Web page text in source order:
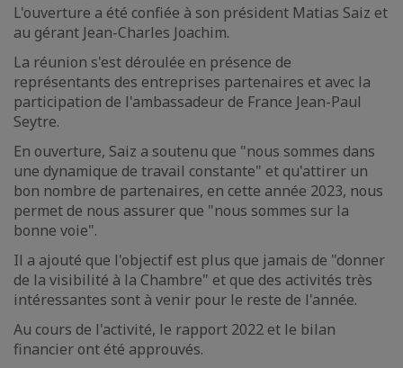
L'ouverture a été confiée à son président Matias Saiz et
au gérant Jean-Charles Joachim.
La réunion s'est déroulée en présence de
représentants des entreprises partenaires et avec la
participation de l'ambassadeur de France Jean-Paul
Seytre.
En ouverture, Saiz a soutenu que "nous sommes dans
une dynamique de travail constante" et qu'attirer un
bon nombre de partenaires, en cette année 2023, nous
permet de nous assurer que "nous sommes sur la
bonne voie".
Il a ajouté que l'objectif est plus que jamais de "donner
de la visibilité à la Chambre" et que des activités très
intéressantes sont à venir pour le reste de l'année.
Au cours de l'activité, le rapport 2022 et le bilan
financier ont été approuvés.